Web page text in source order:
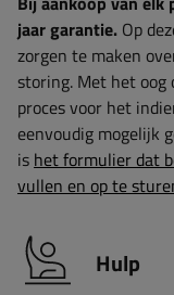
jaar garantie. Op
zorgen te maken
storing. Met het oog
proces voor het
eenvoudig mogelijk
is het formulier dat
vullen en op te
Hulp